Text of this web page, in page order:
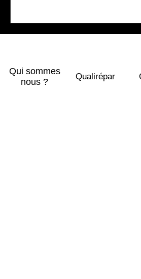
Qui sommes
nous ?
Qualirépar